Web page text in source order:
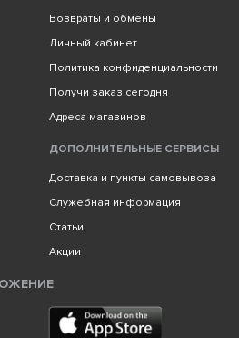
Возвраты и обмены
Личный кабинет
Политика конфиденциальности
Получи заказ сегодня
Адреса магазинов
ДОПОЛНИТЕЛЬНЫЕ СЕРВИСЫ
Доставка и пункты самовывоза
Служебная информация
Статьи
Акции